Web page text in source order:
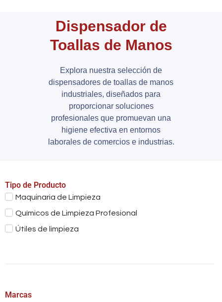
Dispensador de
Toallas de Manos
Explora nuestra selección de
dispensadores de toallas de manos
industriales, diseñados para
proporcionar soluciones
profesionales que promuevan una
higiene efectiva en entornos
laborales de comercios e industrias.
Tipo de Producto
Maquinaria de Limpieza
Químicos de Limpieza Profesional
Útiles de limpieza
Marcas